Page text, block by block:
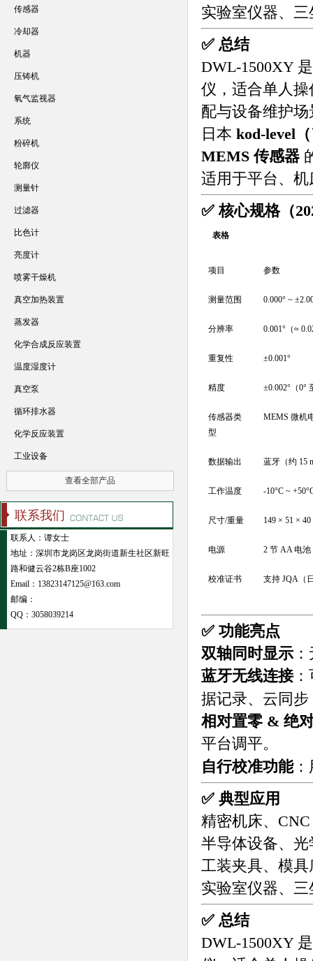
实验室仪器、
✅ 总结
DWL-1500XY
仪，适合单人
配与设备维护场
日本 kod-level
MEMS 传感器
适用于平台、
✅ 核心规格（
表格
项目 参数
测量范围 0.000° ~
分辨率 0.001°（≈
重复性 ±0.001°
精度 ±0.002°（0°
传感器类
型
MEMS 微机
数据输出 蓝牙（约 15
工作温度 -10°C ~
尺寸/重量 149 × 51 ×
电源 2 节 AA 电池
校准证书 支持 JQA（
✅ 功能亮点
双轴同时显示：
蓝牙无线连接：
据记录、云同步
相对置零 & 绝
平台调平。
自行校准功能：
✅ 典型应用
精密机床、
半导体设备、
工装夹具、模
实验室仪器、
✅ 总结
DWL-1500XY
传感器
冷却器
机器
压铸机
氧气监视器
系统
粉碎机
轮廓仪
测量针
过滤器
比色计
亮度计
喷雾干燥机
真空加热装置
蒸发器
化学合成反应装置
温度湿度计
真空泵
循环排水器
化学反应装置
工业设备
查看全部产品
联系我们
联系人：谭女士
地址：深圳市龙岗区龙岗街道新生社区新旺
路和健云谷2栋B座1002
Email：13823147125@163.com
邮编：
QQ： 3058039214